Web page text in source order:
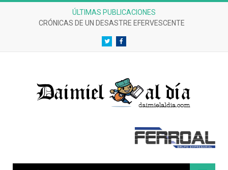
ÚLTIMAS PUBLICACIONES
CRÓNICAS DE UN DESASTRE EFERVESCENTE
TwitterFacebook